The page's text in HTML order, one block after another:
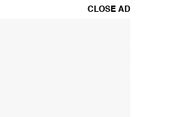
CLOSE AD